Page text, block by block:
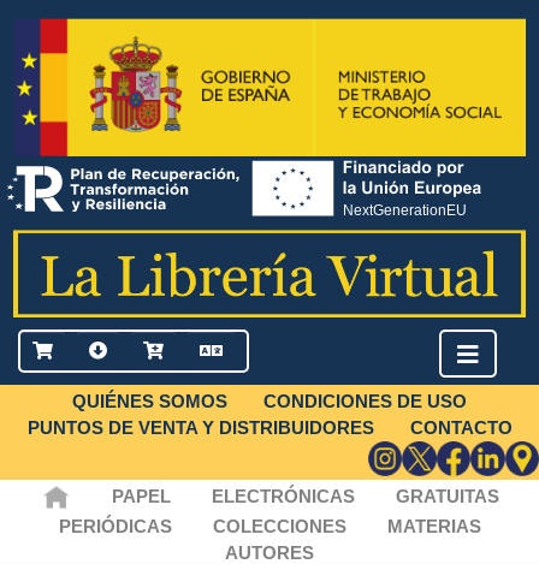
QUIÉNES SOMOS
CONDICIONES DE USO
PUNTOS DE VENTA Y DISTRIBUIDORES
CONTACTO
PAPEL ELECTRÓNICAS
GRATUITAS
PERIÓDICAS
COLECCIONES
MATERIAS
AUTORES